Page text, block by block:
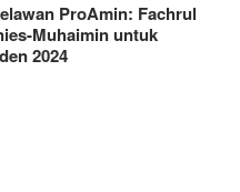
ProAmin: Fachrul
Muhaimin untuk
2024